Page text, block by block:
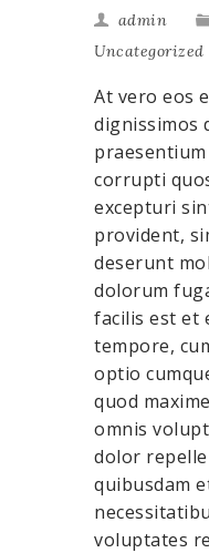
admin
Uncategorized
At vero eos
dignissimos
corrupti
excepturi
provident,
deserunt
dolorum
facilis est et
tempore,
optio
quod
omnis
dolor
quibusdam
voluptates